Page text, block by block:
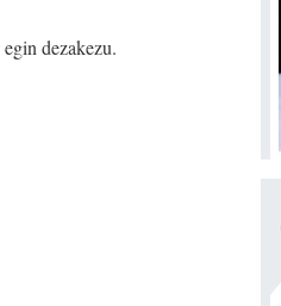
egin dezakezu.